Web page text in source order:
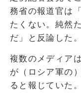
務省の報道官は
たくない。純然
だ」と反論した。
複数のメディア
が（ロシア軍の
ると報じていた。